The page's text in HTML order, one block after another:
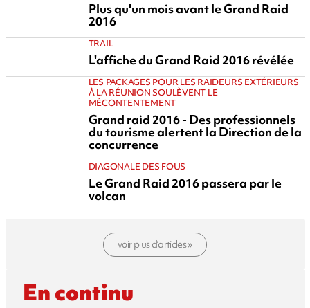
Plus qu'un mois avant le Grand Raid
2016
TRAIL
L'affiche du Grand Raid 2016 révélée
LES PACKAGES POUR LES RAIDEURS EXTÉRIEURS
À LA RÉUNION SOULÈVENT LE
MÉCONTENTEMENT
Grand raid 2016 - Des professionnels
du tourisme alertent la Direction de la
concurrence
DIAGONALE DES FOUS
Le Grand Raid 2016 passera par le
volcan
voir plus d’articles »
En continu